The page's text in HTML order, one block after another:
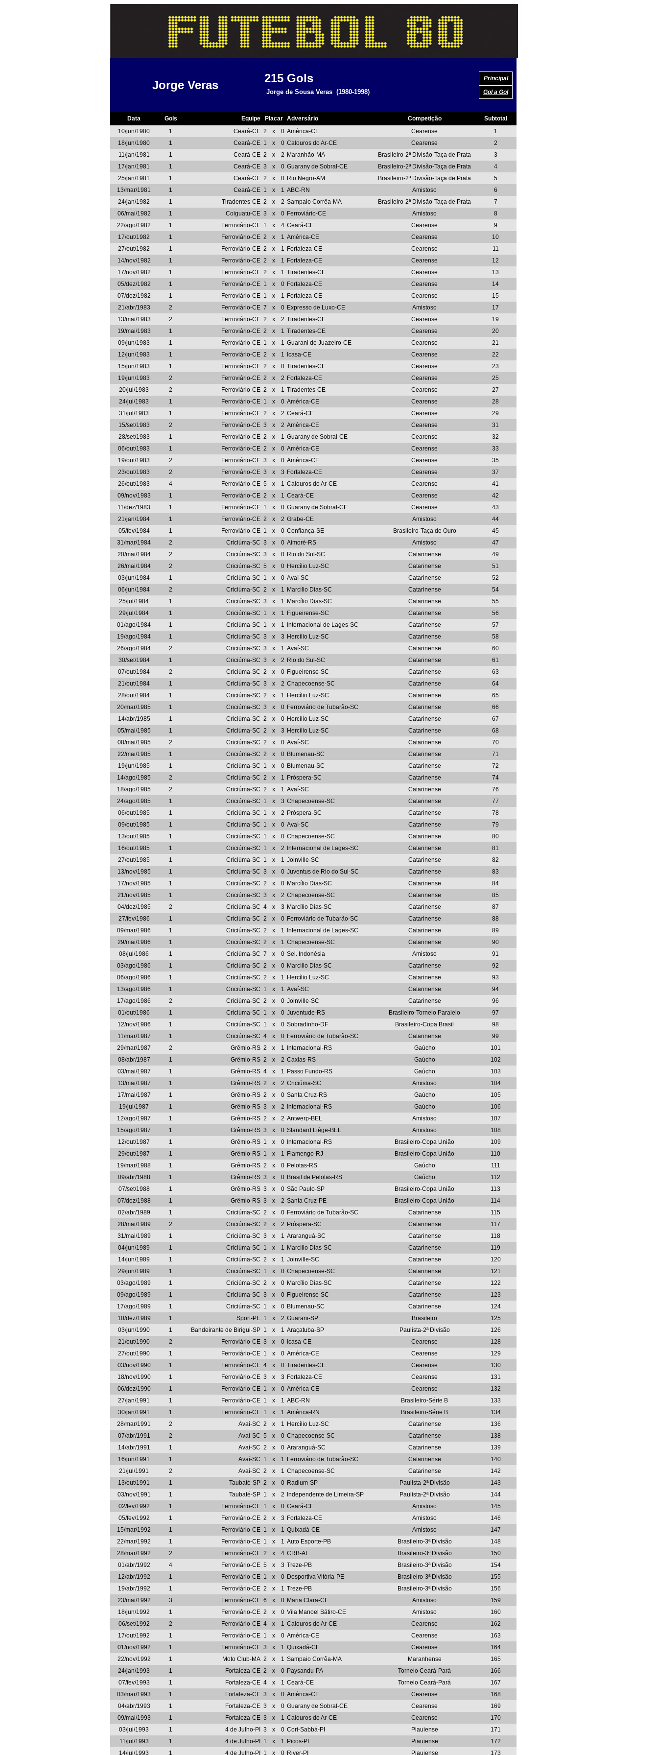
Jorge Veras
215 Gols Principal
Jorge de Sousa Veras (1980-1998) Gol a Gol
Data Gols Equipe Placar Adversário Competição
Subtotal
10/jun/1980
1 Ceará-CE 2 x 0 América-CE Cearense
1
18/jun/1980
1 Ceará-CE 1 x 0 Calouros do Ar-CE Cearense
2
11/jan/1981
1 Ceará-CE 2 x 2 Maranhão-MA Brasileiro-2ª Divisão-Taça de Prata
3
17/jan/1981
1 Ceará-CE 3 x 0 Guarany de Sobral-CE Brasileiro-2ª Divisão-Taça de Prata
4
25/jan/1981
1 Ceará-CE 2 x 0 Rio Negro-AM Brasileiro-2ª Divisão-Taça de Prata
5
13/mar/1981
1 Ceará-CE 1 x 1 ABC-RN Amistoso
6
24/jan/1982
1 Tiradentes-CE 2 x 2 Sampaio Corrêa-MA Brasileiro-2ª Divisão-Taça de Prata
7
06/mai/1982
1 Coiguatu-CE 3 x 0 Ferroviário-CE Amistoso
8
22/ago/1982
1 Ferroviário-CE 1 x 4 Ceará-CE Cearense
9
17/out/1982
1 Ferroviário-CE 2 x 1 América-CE Cearense
10
27/out/1982
1 Ferroviário-CE 2 x 1 Fortaleza-CE Cearense
11
14/nov/1982
1 Ferroviário-CE 2 x 1 Fortaleza-CE Cearense
12
17/nov/1982
1 Ferroviário-CE 2 x 1 Tiradentes-CE Cearense
13
05/dez/1982
1 Ferroviário-CE 1 x 0 Fortaleza-CE Cearense
14
07/dez/1982
1 Ferroviário-CE 1 x 1 Fortaleza-CE Cearense
15
21/abr/1983
2 Ferroviário-CE 7 x 0 Expresso de Luxo-CE Amistoso
17
13/mai/1983
2 Ferroviário-CE 2 x 2 Tiradentes-CE Cearense
19
19/mai/1983
1 Ferroviário-CE 2 x 1 Tiradentes-CE Cearense
20
09/jun/1983
1 Ferroviário-CE 1 x 1 Guarani de Juazeiro-CE Cearense
21
12/jun/1983
1 Ferroviário-CE 2 x 1 Icasa-CE Cearense
22
15/jun/1983
1 Ferroviário-CE 2 x 0 Tiradentes-CE Cearense
23
19/jun/1983
2 Ferroviário-CE 2 x 2 Fortaleza-CE Cearense
25
20/jul/1983
2 Ferroviário-CE 2 x 1 Tiradentes-CE Cearense
27
24/jul/1983
1 Ferroviário-CE 1 x 0 América-CE Cearense
28
31/jul/1983
1 Ferroviário-CE 2 x 2 Ceará-CE Cearense
29
15/set/1983
2 Ferroviário-CE 3 x 2 América-CE Cearense
31
28/set/1983
1 Ferroviário-CE 2 x 1 Guarany de Sobral-CE Cearense
32
06/out/1983
1 Ferroviário-CE 2 x 0 América-CE Cearense
33
19/out/1983
2 Ferroviário-CE 3 x 0 América-CE Cearense
35
23/out/1983
2 Ferroviário-CE 3 x 3 Fortaleza-CE Cearense
37
26/out/1983
4 Ferroviário-CE 5 x 1 Calouros do Ar-CE Cearense
41
09/nov/1983
1 Ferroviário-CE 2 x 1 Ceará-CE Cearense
42
11/dez/1983
1 Ferroviário-CE 1 x 0 Guarany de Sobral-CE Cearense
43
21/jan/1984
1 Ferroviário-CE 2 x 2 Grabe-CE Amistoso
44
05/fev/1984
1 Ferroviário-CE 1 x 0 Confiança-SE Brasileiro-Taça de Ouro
45
31/mar/1984
2 Criciúma-SC 3 x 0 Aimoré-RS Amistoso
47
20/mai/1984
2 Criciúma-SC 3 x 0 Rio do Sul-SC Catarinense
49
26/mai/1984
2 Criciúma-SC 5 x 0 Hercílio Luz-SC Catarinense
51
03/jun/1984
1 Criciúma-SC 1 x 0 Avaí-SC Catarinense
52
06/jun/1984
2 Criciúma-SC 2 x 1 Marcílio Dias-SC Catarinense
54
25/jul/1984
1 Criciúma-SC 3 x 1 Marcílio Dias-SC Catarinense
55
29/jul/1984
1 Criciúma-SC 1 x 1 Figueirense-SC Catarinense
56
01/ago/1984
1 Criciúma-SC 1 x 1 Internacional de Lages-SC Catarinense
57
19/ago/1984
1 Criciúma-SC 3 x 3 Hercílio Luz-SC Catarinense
58
26/ago/1984
2 Criciúma-SC 3 x 1 Avaí-SC Catarinense
60
30/set/1984
1 Criciúma-SC 3 x 2 Rio do Sul-SC Catarinense
61
07/out/1984
2 Criciúma-SC 2 x 0 Figueirense-SC Catarinense
63
21/out/1984
1 Criciúma-SC 3 x 2 Chapecoense-SC Catarinense
64
28/out/1984
1 Criciúma-SC 2 x 1 Hercílio Luz-SC Catarinense
65
20/mar/1985
1 Criciúma-SC 3 x 0 Ferroviário de Tubarão-SC Catarinense
66
14/abr/1985
1 Criciúma-SC 2 x 0 Hercílio Luz-SC Catarinense
67
05/mai/1985
1 Criciúma-SC 2 x 3 Hercílio Luz-SC Catarinense
68
08/mai/1985
2 Criciúma-SC 2 x 0 Avaí-SC Catarinense
70
22/mai/1985
1 Criciúma-SC 2 x 0 Blumenau-SC Catarinense
71
19/jun/1985
1 Criciúma-SC 1 x 0 Blumenau-SC Catarinense
72
14/ago/1985
2 Criciúma-SC 2 x 1 Próspera-SC Catarinense
74
18/ago/1985
2 Criciúma-SC 2 x 1 Avaí-SC Catarinense
76
24/ago/1985
1 Criciúma-SC 1 x 3 Chapecoense-SC Catarinense
77
06/out/1985
1 Criciúma-SC 1 x 2 Próspera-SC Catarinense
78
09/out/1985
1 Criciúma-SC 1 x 0 Avaí-SC Catarinense
79
13/out/1985
1 Criciúma-SC 1 x 0 Chapecoense-SC Catarinense
80
16/out/1985
1 Criciúma-SC 1 x 2 Internacional de Lages-SC Catarinense
81
27/out/1985
1 Criciúma-SC 1 x 1 Joinville-SC Catarinense
82
13/nov/1985
1 Criciúma-SC 3 x 0 Juventus de Rio do Sul-SC Catarinense
83
17/nov/1985
1 Criciúma-SC 2 x 0 Marcílio Dias-SC Catarinense
84
21/nov/1985
1 Criciúma-SC 3 x 2 Chapecoense-SC Catarinense
85
04/dez/1985
2 Criciúma-SC 4 x 3 Marcílio Dias-SC Catarinense
87
27/fev/1986
1 Criciúma-SC 2 x 0 Ferroviário de Tubarão-SC Catarinense
88
09/mar/1986
1 Criciúma-SC 2 x 1 Internacional de Lages-SC Catarinense
89
29/mai/1986
1 Criciúma-SC 2 x 1 Chapecoense-SC Catarinense
90
08/jul/1986
1 Criciúma-SC 7 x 0 Sel. Indonésia Amistoso
91
03/ago/1986
1 Criciúma-SC 2 x 0 Marcílio Dias-SC Catarinense
92
06/ago/1986
1 Criciúma-SC 2 x 1 Hercílio Luz-SC Catarinense
93
13/ago/1986
1 Criciúma-SC 1 x 1 Avaí-SC Catarinense
94
17/ago/1986
2 Criciúma-SC 2 x 0 Joinville-SC Catarinense
96
01/out/1986
1 Criciúma-SC 1 x 0 Juventude-RS Brasileiro-Torneio Paralelo
97
12/nov/1986
1 Criciúma-SC 1 x 0 Sobradinho-DF Brasileiro-Copa Brasil
98
11/mar/1987
1 Criciúma-SC 4 x 0 Ferroviário de Tubarão-SC Catarinense
99
29/mar/1987
2 Grêmio-RS 2 x 1 Internacional-RS Gaúcho
101
08/abr/1987
1 Grêmio-RS 2 x 2 Caxias-RS Gaúcho
102
03/mai/1987
1 Grêmio-RS 4 x 1 Passo Fundo-RS Gaúcho
103
13/mai/1987
1 Grêmio-RS 2 x 2 Criciúma-SC Amistoso
104
17/mai/1987
1 Grêmio-RS 2 x 0 Santa Cruz-RS Gaúcho
105
19/jul/1987
1 Grêmio-RS 3 x 2 Internacional-RS Gaúcho
106
12/ago/1987
1 Grêmio-RS 2 x 2 Antwerp-BEL Amistoso
107
15/ago/1987
1 Grêmio-RS 3 x 0 Standard Liège-BEL Amistoso
108
12/out/1987
1 Grêmio-RS 1 x 0 Internacional-RS Brasileiro-Copa União
109
29/out/1987
1 Grêmio-RS 1 x 1 Flamengo-RJ Brasileiro-Copa União
110
19/mar/1988
1 Grêmio-RS 2 x 0 Pelotas-RS Gaúcho
111
09/abr/1988
1 Grêmio-RS 3 x 0 Brasil de Pelotas-RS Gaúcho
112
07/set/1988
1 Grêmio-RS 3 x 0 São Paulo-SP Brasileiro-Copa União
113
07/dez/1988
1 Grêmio-RS 3 x 2 Santa Cruz-PE Brasileiro-Copa União
114
02/abr/1989
1 Criciúma-SC 2 x 0 Ferroviário de Tubarão-SC Catarinense
115
28/mai/1989
2 Criciúma-SC 2 x 2 Próspera-SC Catarinense
117
31/mai/1989
1 Criciúma-SC 3 x 1 Araranguá-SC Catarinense
118
04/jun/1989
1 Criciúma-SC 1 x 1 Marcílio Dias-SC Catarinense
119
14/jun/1989
1 Criciúma-SC 2 x 1 Joinville-SC Catarinense
120
29/jun/1989
1 Criciúma-SC 1 x 0 Chapecoense-SC Catarinense
121
03/ago/1989
1 Criciúma-SC 2 x 0 Marcílio Dias-SC Catarinense
122
09/ago/1989
1 Criciúma-SC 3 x 0 Figueirense-SC Catarinense
123
17/ago/1989
1 Criciúma-SC 1 x 0 Blumenau-SC Catarinense
124
10/dez/1989
1 Sport-PE 1 x 2 Guarani-SP Brasileiro
125
03/jun/1990
1 Bandeirante de Birigui-SP 1 x 1 Araçatuba-SP Paulista-2ª Divisão
126
21/out/1990
2 Ferroviário-CE 3 x 0 Icasa-CE Cearense
128
27/out/1990
1 Ferroviário-CE 1 x 0 América-CE Cearense
129
03/nov/1990
1 Ferroviário-CE 4 x 0 Tiradentes-CE Cearense
130
18/nov/1990
1 Ferroviário-CE 3 x 3 Fortaleza-CE Cearense
131
06/dez/1990
1 Ferroviário-CE 1 x 0 América-CE Cearense
132
27/jan/1991
1 Ferroviário-CE 1 x 1 ABC-RN Brasileiro-Série B
133
30/jan/1991
1 Ferroviário-CE 1 x 1 América-RN Brasileiro-Série B
134
28/mar/1991
2 Avaí-SC 2 x 1 Hercílio Luz-SC Catarinense
136
07/abr/1991
2 Avaí-SC 5 x 0 Chapecoense-SC Catarinense
138
14/abr/1991
1 Avaí-SC 2 x 0 Araranguá-SC Catarinense
139
16/jun/1991
1 Avaí-SC 1 x 1 Ferroviário de Tubarão-SC Catarinense
140
21/jul/1991
2 Avaí-SC 2 x 1 Chapecoense-SC Catarinense
142
13/out/1991
1 Taubaté-SP 2 x 0 Radium-SP Paulista-2ª Divisão
143
03/nov/1991
1 Taubaté-SP 1 x 2 Independente de Limeira-SP Paulista-2ª Divisão
144
02/fev/1992
1 Ferroviário-CE 1 x 0 Ceará-CE Amistoso
145
05/fev/1992
1 Ferroviário-CE 2 x 3 Fortaleza-CE Amistoso
146
15/mar/1992
1 Ferroviário-CE 1 x 1 Quixadá-CE Amistoso
147
22/mar/1992
1 Ferroviário-CE 1 x 1 Auto Esporte-PB Brasileiro-3ª Divisão
148
28/mar/1992
2 Ferroviário-CE 2 x 4 CRB-AL Brasileiro-3ª Divisão
150
01/abr/1992
4 Ferroviário-CE 5 x 3 Treze-PB Brasileiro-3ª Divisão
154
12/abr/1992
1 Ferroviário-CE 1 x 0 Desportiva Vitória-PE Brasileiro-3ª Divisão
155
19/abr/1992
1 Ferroviário-CE 2 x 1 Treze-PB Brasileiro-3ª Divisão
156
23/mai/1992
3 Ferroviário-CE 6 x 0 Maria Clara-CE Amistoso
159
18/jun/1992
1 Ferroviário-CE 2 x 0 Vila Manoel Sátiro-CE Amistoso
160
06/set/1992
2 Ferroviário-CE 4 x 1 Calouros do Ar-CE Cearense
162
17/out/1992
1 Ferroviário-CE 1 x 0 América-CE Cearense
163
01/nov/1992
1 Ferroviário-CE 3 x 1 Quixadá-CE Cearense
164
22/nov/1992
1 Moto Club-MA 2 x 1 Sampaio Corrêa-MA Maranhense
165
24/jan/1993
1 Fortaleza-CE 2 x 0 Paysandu-PA Torneio Ceará-Pará
166
07/fev/1993
1 Fortaleza-CE 4 x 1 Ceará-CE Torneio Ceará-Pará
167
03/mar/1993
1 Fortaleza-CE 3 x 0 América-CE Cearense
168
04/abr/1993
1 Fortaleza-CE 3 x 0 Guarany de Sobral-CE Cearense
169
09/mai/1993
1 Fortaleza-CE 3 x 1 Calouros do Ar-CE Cearense
170
03/jul/1993
1 4 de Julho-PI 3 x 0 Cori-Sabbá-PI Piauiense
171
11/jul/1993
1 4 de Julho-PI 1 x 1 Picos-PI Piauiense
172
14/jul/1993
1 4 de Julho-PI 1 x 0 River-PI Piauiense 173